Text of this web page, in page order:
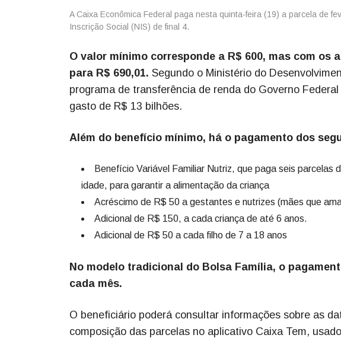
A Caixa Econômica Federal paga nesta quinta-feira (19) a parcela de
Inscrição Social (NIS) de final 4.
O valor mínimo corresponde a R$ 600, mas com
para R$ 690,01. Segundo o Ministério do
programa de transferência de renda do Governo
gasto de R$ 13 bilhões.
Além do benefício mínimo, há o pagamento dos
Benefício Variável Familiar Nutriz, que paga seis
idade, para garantir a alimentação da criança
Acréscimo de R$ 50 a gestantes e nutrizes (mães que
Adicional de R$ 150, a cada criança de até 6 anos.
Adicional de R$ 50 a cada filho de 7 a 18 anos
No modelo tradicional do Bolsa Família, o
cada mês.
O beneficiário poderá consultar informações sobre as
composição das parcelas no aplicativo Caixa Tem,